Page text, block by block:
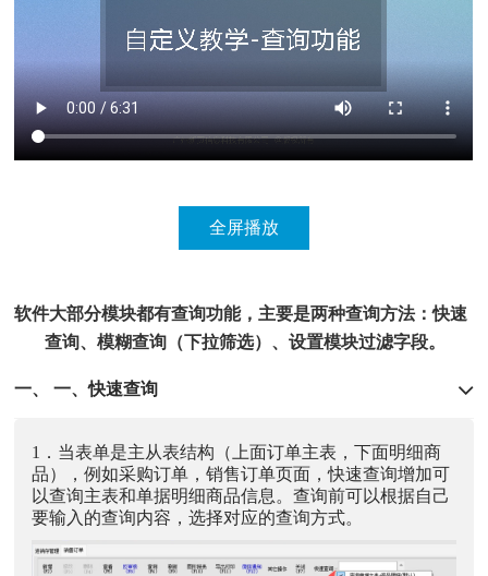
软件大部分模块都有查询功能，主要是两种查询方法：快速
查询、模糊查询（下拉筛选）、设置模块过滤字段。
一、 一、快速查询
1．当表单是主从表结构（上面订单主表，下面明细商
品），例如采购订单，销售订单页面，快速查询增加可
以查询主表和单据明细商品信息。查询前可以根据自己
要输入的查询内容，选择对应的查询方式。